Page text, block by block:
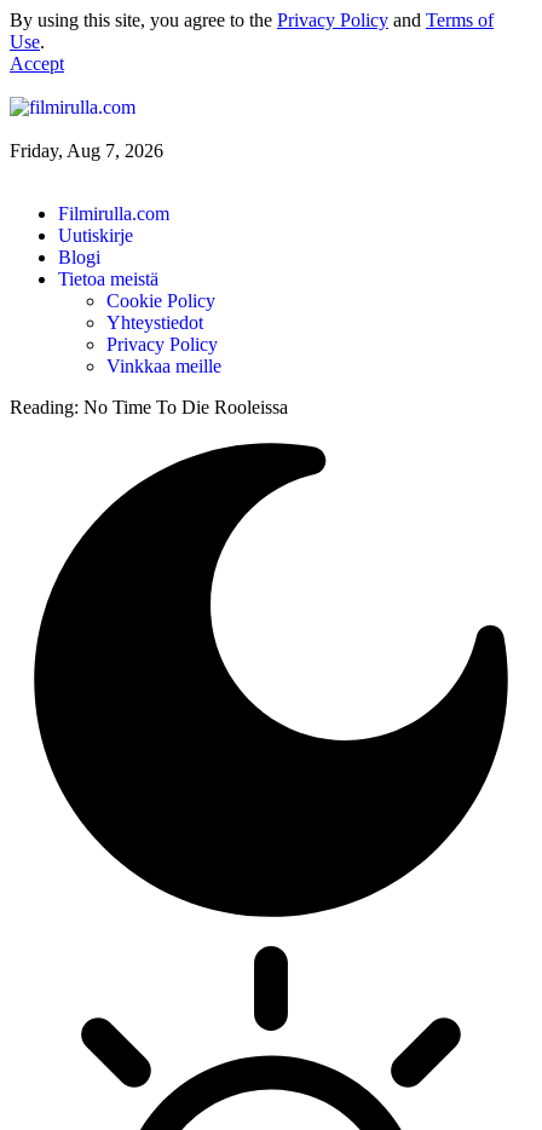
By using this site, you agree to the Privacy Policy and Terms of
Use.
Accept
Friday, Aug 7, 2026
Filmirulla.com
Uutiskirje
Blogi
Tietoa meistä
Cookie Policy
Yhteystiedot
Privacy Policy
Vinkkaa meille
Reading: No Time To Die Rooleissa